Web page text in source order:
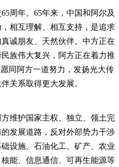
周年。65年来，中国和阿尔及
相互理解、相互支持，是追求
诚朋友、天然伙伴。中方正在
族伟大复兴，阿方正在着力推
同阿方一道努力，发扬光大传
关系取得更大发展。
维护国家主权、独立、领土完
发展道路，反对外部势力干涉
设施、石油化工、矿产、农业
能、信息通信、可再生能源等